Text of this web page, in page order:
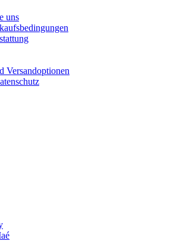
uns
Versandoptionen